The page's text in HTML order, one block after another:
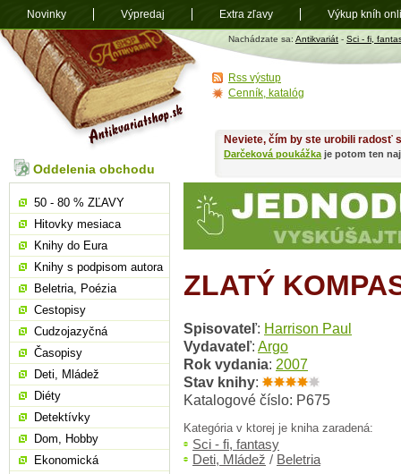
Antikvariát
shop.sk
Nachádzate sa: Antikvariát - Sci - fi,
ZLATÝ
Spisovateľ: Harrison Paul
Vydavateľ: Argo
Rok vydania: 2007
Stav knihy:
Katalogové číslo: P675
Kategória v ktorej je kniha zaradená:
Sci - fi, fantasy
Deti, Mládež / Beletria
Neviete, čím by ste urobili radosť
Darčeková poukážka je potom ten
Oddelenia obchodu
50 - 80 % ZĽAVY
Hitovky mesiaca
Knihy do Eura
Knihy s podpisom autora
Beletria, Poézia
Cestopisy
Cudzojazyčná
Časopisy
Deti, Mládež
Diéty
Detektívky
Dom, Hobby
Ekonomická
Rss výstup
Cenník, katalóg
Novinky Výpredaj Extra zľavy Výkup kníh